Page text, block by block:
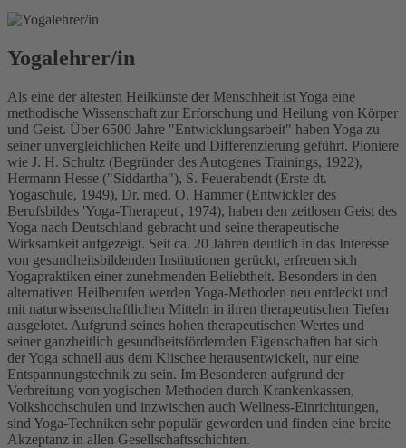
Yogalehrer/in
Als eine der ältesten Heilkünste der Menschheit ist Yoga eine
methodische Wissenschaft zur Erforschung und Heilung von Körper
und Geist. Über 6500 Jahre "Entwicklungsarbeit" haben Yoga zu
seiner unvergleichlichen Reife und Differenzierung geführt. Pioniere
wie J. H. Schultz (Begründer des Autogenes Trainings, 1922),
Hermann Hesse ("Siddartha"), S. Feuerabendt (Erste dt.
Yogaschule, 1949), Dr. med. O. Hammer (Entwickler des
Berufsbildes 'Yoga-Therapeut', 1974), haben den zeitlosen Geist des
Yoga nach Deutschland gebracht und seine therapeutische
Wirksamkeit aufgezeigt. Seit ca. 20 Jahren deutlich in das Interesse
von gesundheitsbildenden Institutionen gerückt, erfreuen sich
Yogapraktiken einer zunehmenden Beliebtheit. Besonders in den
alternativen Heilberufen werden Yoga-Methoden neu entdeckt und
mit naturwissenschaftlichen Mitteln in ihren therapeutischen Tiefen
ausgelotet. Aufgrund seines hohen therapeutischen Wertes und
seiner ganzheitlich gesundheitsfördernden Eigenschaften hat sich
der Yoga schnell aus dem Klischee herausentwickelt, nur eine
Entspannungstechnik zu sein. Im Besonderen aufgrund der
Verbreitung von yogischen Methoden durch Krankenkassen,
Volkshochschulen und inzwischen auch Wellness-Einrichtungen,
sind Yoga-Techniken sehr populär geworden und finden eine breite
Akzeptanz in allen Gesellschaftsschichten.